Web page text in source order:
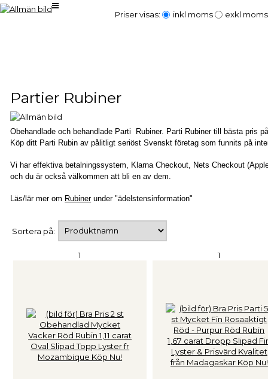
Partier Rubiner
Obehandlade och behandlade Parti Rubiner. Parti Rubiner till bästa pris
Köp ditt Parti Rubin av pålitligt seriöst Svenskt företag som funnits på
Vi har effektiva betalningssystem, Klarna Checkout, Nets Checkout
och du är också välkommen att bli en av dem.
Läs/lär mer om Rubinerunder "ädelstensinformation"
Sortera på:
1 1
Priser visas: inkl moms exkl moms